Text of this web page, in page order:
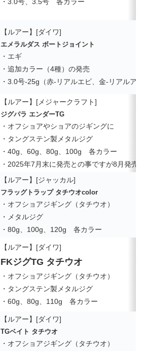
【ルアー】[ダイワ]
エメラルダス ボートジョイント
・エギ
・追加カラー（4種）の発売
・3.0号-25g（赤-リアルエビ、金-リアルア
【ルアー】[メジャークラフト]
ジグパラ エンダーTG
・オフショアやショアのジギングに
・タングステン製メタルジグ
・40g、60g、80g、100g 各カラー
・2025年7月末に発売との事ですが8月発売
【ルアー】[ジャッカル]
フラッグトラップ タチウオcolor
・オフショアジギング（タチウオ）
・メタルジグ
・80g、100g、120g 各カラー
【ルアー】[ダイワ]
FKジグTG タチウオ
・オフショアジギング（タチウオ）
・タングステン製メタルジグ
・60g、80g、110g 各カラー
【ルアー】[ダイワ]
TGベイト タチウオ
・オフショアジギング（タチウオ）